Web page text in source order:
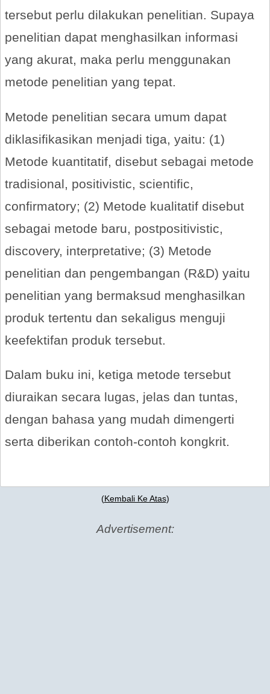
tersebut perlu dilakukan penelitian. Supaya
penelitian dapat menghasilkan informasi
yang akurat, maka perlu menggunakan
metode penelitian yang tepat.
Metode penelitian secara umum dapat
diklasifikasikan menjadi tiga, yaitu: (1)
Metode kuantitatif, disebut sebagai metode
tradisional, positivistic, scientific,
confirmatory; (2) Metode kualitatif disebut
sebagai metode baru, postpositivistic,
discovery, interpretative; (3) Metode
penelitian dan pengembangan (R&D) yaitu
penelitian yang bermaksud menghasilkan
produk tertentu dan sekaligus menguji
keefektifan produk tersebut.
Dalam buku ini, ketiga metode tersebut
diuraikan secara lugas, jelas dan tuntas,
dengan bahasa yang mudah dimengerti
serta diberikan contoh-contoh kongkrit.
(Kembali Ke Atas)
Advertisement: